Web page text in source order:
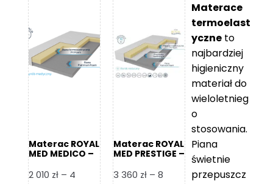
do
8
865 zł
Materac ROYAL
MED MEDICO –
2 010 zł – 4
Materac ROYAL
MED PRESTIGE –
3 360 zł – 8
Materace
termoelast
yczne to
najbardziej
higieniczny
materiał do
wieloletnieg
o
stosowania.
Piana
świetnie
przepuszcz